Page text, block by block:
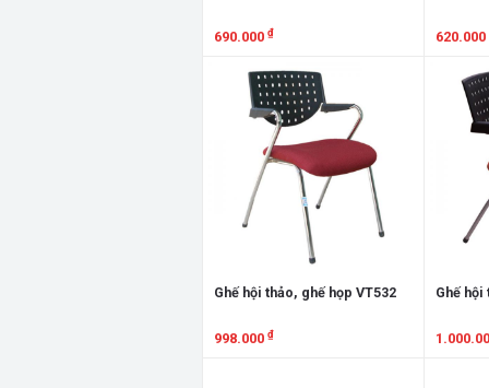
690.000 ₫
Xem chi tiết
620.000
Xem
Ghế hội thảo, ghế họp VT532
998.000 ₫
Ghế hội